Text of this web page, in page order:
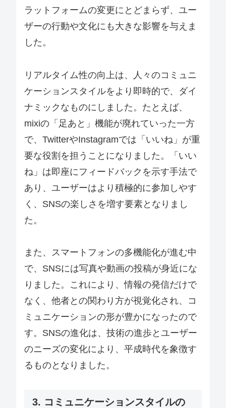
ラットフォームの変更にとどまらず、ユー
ザーの行動や文化にも大きな影響を与えま
した。
リアルタイム性の向上は、人々のコミュニ
ケーションスタイルをより即時的で、ダイ
ナミックなものにしました。たとえば、
mixiの「足あと」機能が廃れていった一方
で、TwitterやInstagramでは「いいね」が重
要な役割を担うことになりました。「いい
ね」は即座にフィードバックを示す手法で
あり、ユーザーはより積極的に参加しやす
く、SNSの楽しさを増す要素となりまし
た。
また、スマートフォンの多機能化が進む中
で、SNSには写真や動画の投稿が身近にな
りました。これにより、情報の発信だけで
なく、他者との関わり方が視覚化され、コ
ミュニケーションの形が豊かになったので
す。SNSの進化は、技術の進歩とユーザー
のニーズの変化により、平成時代を象徴す
るものとなりました。
3. コミュニケーションスタイルの